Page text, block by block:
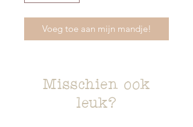
Voeg toe aan mijn mandje!
Misschien ook
leuk?